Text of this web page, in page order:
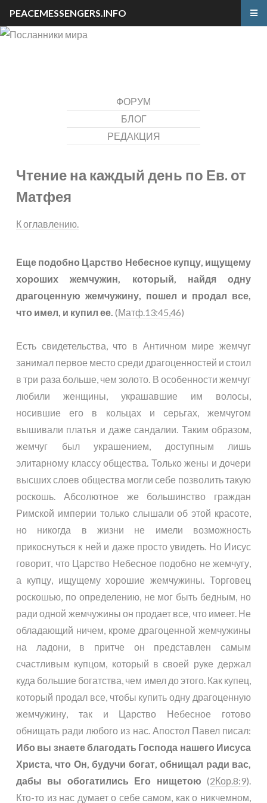
ФОРУМ
БЛОГ
РЕДАКЦИЯ
Чтение на каждый день по Ев. от
Матфея
К оглавлению.
Еще подобно Царство Небесное купцу, ищущему
хороших жемчужин, который, найдя одну
драгоценную жемчужину, пошел и продал все,
что имел, и купил ее. (Матф.13:45,46)
Есть свидетельства, что в Античном мире жемчуг
занимал первое место среди драгоценностей и стоил
в три раза больше, чем золото. В особенности жемчуг
любили женщины, украшавшие им волосы,
носившие его в кольцах и серьгах, жемчугом
вышивали платья и даже сандалии. Таким образом,
жемчуг был украшением, доступным лишь
элитарному классу общества. Только жены и дочери
высших слоев общества могли себе позволить такую
роскошь. Абсолютное же большинство граждан
Римской империи только слышали об этой красоте,
но никогда в жизни не имели возможность
прикоснуться к ней и даже просто увидеть. Но Иисус
говорит, что Царство Небесное подобно не жемчугу,
а купцу, ищущему хорошие жемчужины. Торговец
роскошью, по определению, не мог быть бедным, но
ради одной жемчужины он продает все, что имеет. Не
обладающий ничем, кроме драгоценной жемчужины
на ладони, в притче он представлен самым
счастливым купцом, который в своей руке держал
куда большие богатства, чем имел до этого. Как купец,
который продал все, чтобы купить одну драгоценную
жемчужину, так и Царство Небесное готово
обнищать ради любого из нас. Апостол Павел писал:
Ибо вы знаете благодать Господа нашего Иисуса
Христа, что Он, будучи богат, обнищал ради вас,
дабы вы обогатились Его нищетою (2Кор.8:9).
Кто-то из нас думает о себе самом, как о никчемном,
PEACEMESSENGERS.INFO